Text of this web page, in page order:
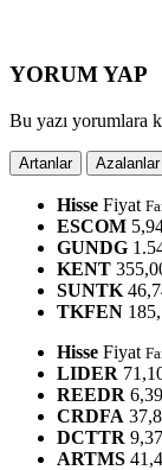
YORUM YAP
Bu yazı yorumlara
Artanlar Azalanlar
Hisse Fiyat
ESCOM
GUNDG
KENT
SUNTK
TKFEN
Hisse Fiyat
LIDER
REEDR 6,39
CRDFA
DCTTR 9,37
ARTMS